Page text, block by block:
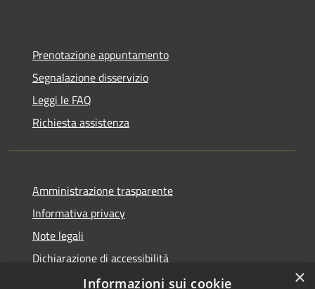
Prenotazione appuntamento
Segnalazione disservizio
Leggi le FAQ
Richiesta assistenza
Amministrazione trasparente
Informativa privacy
Note legali
Dichiarazione di accessibilità
Informative Privacy
×
Informazioni sui cookie